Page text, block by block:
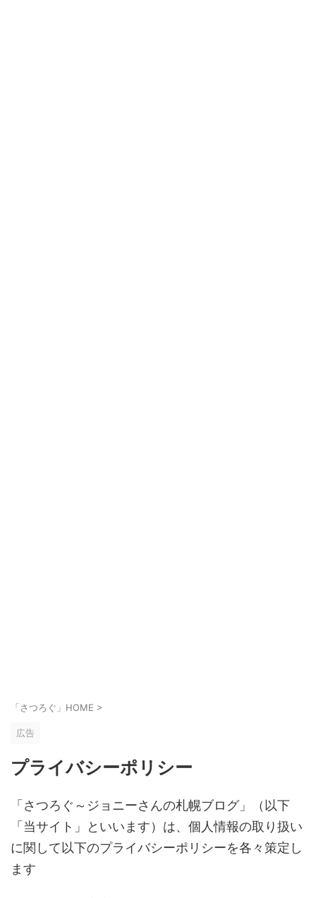
「さつろぐ」HOME >
広告
プライバシーポリシー
「さつろぐ～ジョニーさんの札幌ブログ」（以下
「当サイト」といいます）は、個人情報の取り扱い
に関して以下のプライバシーポリシーを各々策定し
ます